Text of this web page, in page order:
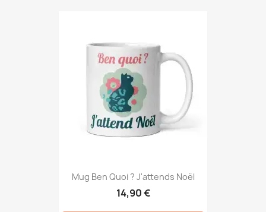
Mug Ben Quoi ? J'attends Noël
14,90 €